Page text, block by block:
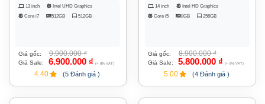
13 inch
Intel UHD Graphics
Core i7
512GB 512GB
Giá gốc: 9.900.000₫
Giá Sale: 6.900.000 ₫ (+ 8% VAT)
4.40 (5 Đánh giá )
14 inch
Intel HD Graphics
Core i5
8GB 256GB
Giá gốc: 8.900.000₫
Giá Sale: 5.800.000 ₫ (+ 8% VAT)
5.00 (4 Đánh giá )